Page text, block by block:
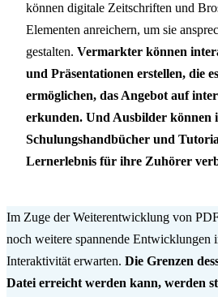
können digitale Zeitschriften und
Elementen anreichern, um sie
gestalten. Vermarkter können
und Präsentationen erstellen, die
ermöglichen, das Angebot auf
erkunden. Und Ausbilder können
Schulungshandbücher und
Lernerlebnis für ihre Zuhörer
Im Zuge der Weiterentwicklung von
noch weitere spannende Entwicklungen
Interaktivität erwarten. Die Grenzen
Datei erreicht werden kann, werden